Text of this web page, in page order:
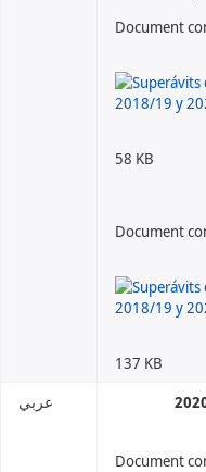
Document
58 KB
Document
137 KB
عربي
Document